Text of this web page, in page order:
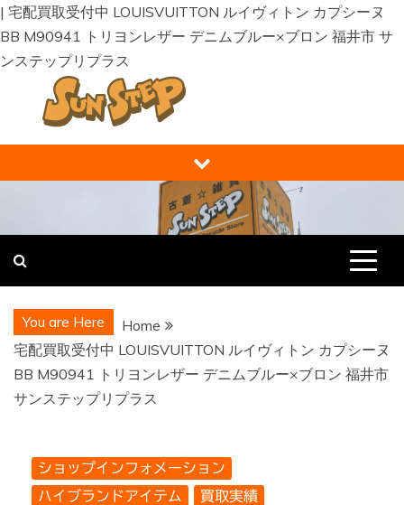
| 宅配買取受付中 LOUISVUITTON ルイヴィトン カプシーヌ
BB M90941 トリヨンレザー デニムブルー×ブロン 福井市 サ
ンステップリプラス
to
福井の買取り・販売 サンステップ [
RECYCLE STORE ]
福井の買取販売ならサンステップへ。メンズ・レディース衣
類・ブランド品・バッグ・時計・家具・家電・ホビー・雑
You are Here
Home
宅配買取受付中 LOUISVUITTON ルイヴィトン カプシーヌ
BB M90941 トリヨンレザー デニムブルー×ブロン 福井市
サンステップリプラス
ショップインフォメーション
ハイブランドアイテム
買取実績